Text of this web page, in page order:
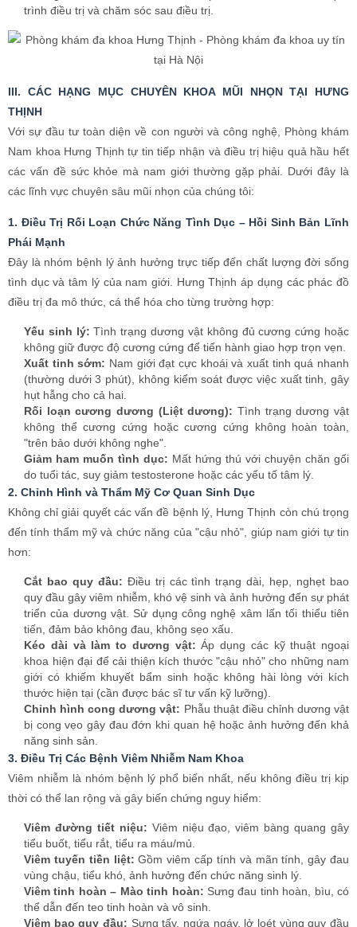
1. Điều Trị Rối Loạn Chức Năng Tình Dục – Hồi Sinh Bản Lĩnh
Phái Mạnh
Đây là nhóm bệnh lý ảnh hưởng trực tiếp đến chất lượng đời sống
tình dục và tâm lý của nam giới. Hưng Thịnh áp dụng các phác đồ
điều trị đa mô thức, cá thể hóa cho từng trường hợp:
Yếu sinh lý:Tình trạng dương vật không đủ cương cứng hoặc
không giữ được độ cương cứng để tiến hành giao hợp trọn vẹn.
Xuất tinh sớm:Nam giới đạt cực khoái và xuất tinh quá nhanh
(thường dưới 3 phút), không kiểm soát được việc xuất tinh, gây
hụt hẫng cho cả hai.
Rối loạn cương dương (Liệt dương):
Tình trạng dương vật
"trên bảo dưới không nghe".
Giảm ham muốn tình dục:Mất hứng thú với chuyện chăn gối
do tuổi tác, suy giảm testosterone hoặc các yếu tố tâm lý.
2. Chỉnh Hình và Thẩm Mỹ Cơ Quan Sinh Dục
đến tính thẩm mỹ và chức năng của "cậu nhỏ", giúp nam giới tự tin
hơn:
Cắt bao quy đầu:
Điều trị các tình trạng dài, hẹp, nghẹt bao
quy đầu gây viêm nhiễm, khó vệ sinh và ảnh hưởng đến sự phát
triển của dương vật. Sử dụng công nghệ xâm lấn tối thiểu tiên
tiến, đảm bảo không đau, không sẹo xấu.
Kéo dài và làm to dương vật:
Áp dụng các kỹ thuật ngoại
khoa hiện đại để cải thiện kích thước "cậu nhỏ" cho những nam
giới có khiếm khuyết bẩm sinh hoặc không hài lòng với kích
thước hiện tại (cần được bác sĩ tư vấn kỹ lưỡng).
Chỉnh hình cong dương vật:Phẫu thuật điều chỉnh dương vật
bị cong vẹo gây đau đớn khi quan hệ hoặc ảnh hưởng đến khả
Viêm nhiễm là nhóm bệnh lý phổ biến nhất, nếu không điều trị kịp
thời có thể lan rộng và gây biến chứng nguy hiểm:
Viêm đường tiết niệu:Viêm niệu đạo, viêm bàng quang gây
tiểu buốt, tiểu rắt, tiểu ra máu/mủ.
Viêm tuyến tiền liệt:Gồm viêm cấp tính và mãn tính, gây đau
vùng chậu, tiểu khó, ảnh hưởng đến chức năng sinh lý.
Viêm tinh hoàn – Mào tinh hoàn:Sưng đau tinh hoàn, bìu, có
thể dẫn đến teo tinh hoàn và vô sinh.
Viêm bao quy đầu: Sưng tấy, ngứa ngáy, lở loét vùng quy đầu
do vi khuẩn, nấm hoặc dài/hẹp bao quy đầu.
4. Xét Nghiệm và Điều Trị Bệnh Xã Hội (STIs)
Với sự gia tăng của lối sống tình dục thoáng, các bệnh lây truyền
qua đường tình dục đang trở thành mối lo ngại lớn. Hưng Thịnh
cung cấp dịch vụ xét nghiệm sàng lọc chính xác và điều trị bảo mật
các bệnh:
Sùi mào gà (HPV): Xuất hiện các nốt sùi hình súp lơ, mào gà ở
bộ phận sinh dục, hậu môn, miệng...
Bệnh Lậu:Chảy mủ dương vật, tiểu buốt như dao cứa.
Giang mai:Bệnh lý nguy hiểm trải qua nhiều giai đoạn, có thể